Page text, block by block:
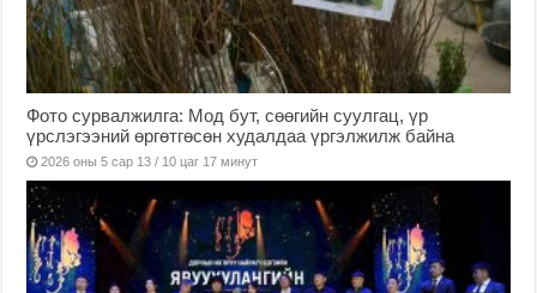
Фото сурвалжилга: Мод бут, сөөгийн суулгац, үр
үрслэгээний өргөтгөсөн худалдаа үргэлжилж байна
2026 оны 5 сар 13 / 10 цаг 17 минут